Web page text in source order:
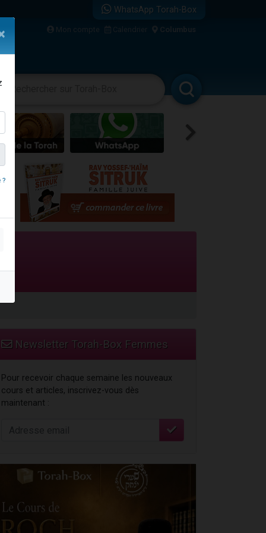
WhatsApp Torah-Box
Mon compte Calendrier Columbus
Newsletter Torah-Box Femmes
Pour recevoir chaque semaine les nouveaux
cours et articles, inscrivez-vous dès
maintenant :
?